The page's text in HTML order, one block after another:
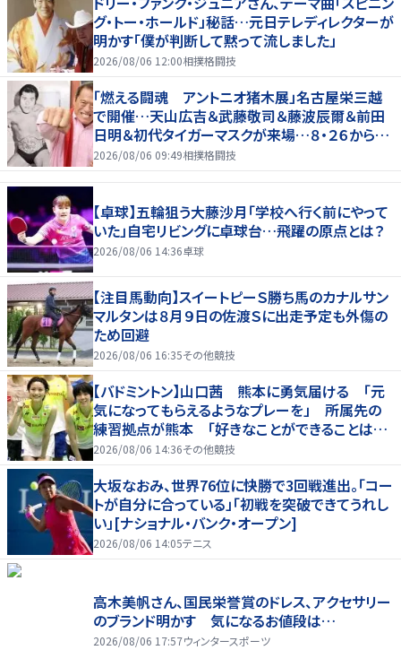
グ・トー・ホールド」秘話…元日テレディレクターが
明かす「僕が判断して黙って流しました」
2026/08/06 12:00相撲格闘技
「燃える闘魂 アントニオ猪木展」名古屋栄三越
で開催…天山広吉＆武藤敬司＆藤波辰爾＆前田
日明＆初代タイガーマスクが来場…８・２６から９・
７まで
2026/08/06 09:49相撲格闘技
【卓球】五輪狙う大藤沙月「学校へ行く前にやって
いた」自宅リビングに卓球台…飛躍の原点とは？
2026/08/06 14:36卓球
【注目馬動向】スイートピーＳ勝ち馬のカナルサン
マルタンは８月９日の佐渡Ｓに出走予定も外傷の
ため回避
2026/08/06 16:35その他競技
【バドミントン】山口茜 熊本に勇気届ける 「元
気になってもらえるようなプレーを」 所属先の
練習拠点が熊本 「好きなことができることは当
たり前じゃない」
2026/08/06 14:36その他競技
大坂なおみ、世界76位に快勝で3回戦進出。「コー
トが自分に合っている」「初戦を突破できてうれし
い」[ナショナル・バンク・オープン]
2026/08/06 14:05テニス
高木美帆さん、国民栄誉賞のドレス、アクセサリー
のブランド明かす 気になるお値段は…
2026/08/06 17:57ウィンタースポーツ